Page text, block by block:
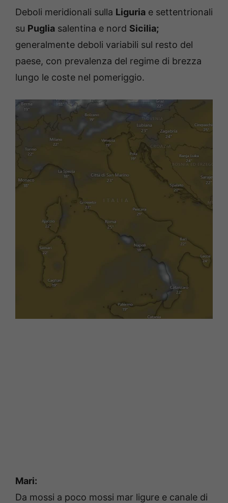
Deboli meridionali sulla Liguria e settentrionali
su Puglia salentina e nord Sicilia;
generalmente deboli variabili sul resto del
paese, con prevalenza del regime di brezza
lungo le coste nel pomeriggio.
Mari:
Da mossi a poco mossi mar ligure e canale di